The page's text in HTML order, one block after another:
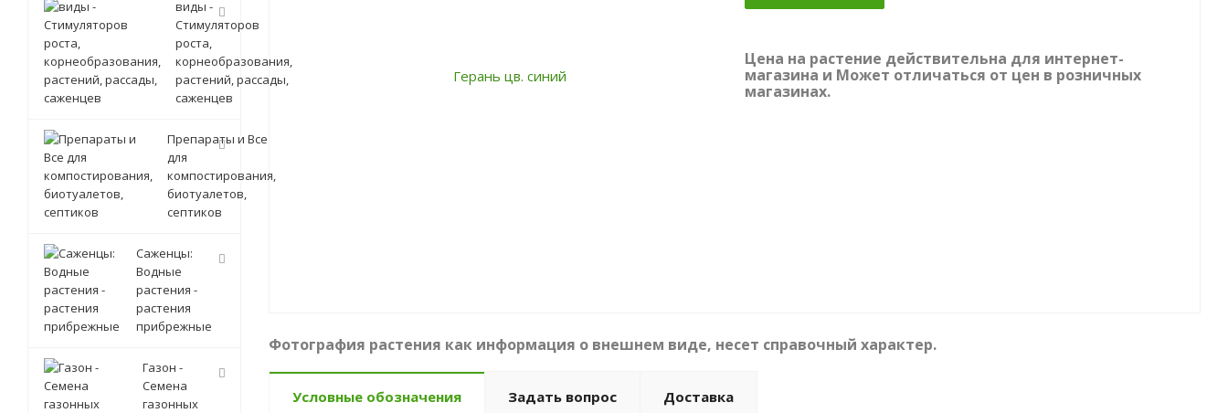
Цена на растение действительна для интернет-
магазина и Может отличаться от цен в розничных
магазинах.
Фотография растения как информация о внешнем виде, несет справочный характер.
Условные обозначения Задать вопрос Доставка
виды -
Стимуляторов
роста,
корнеобразования,
растений, рассады,
саженцев
Препараты и Все
для
компостирования,
биотуалетов,
септиков
Саженцы:
Водные
растения -
растения
прибрежные
Газон -
Семена
газонных